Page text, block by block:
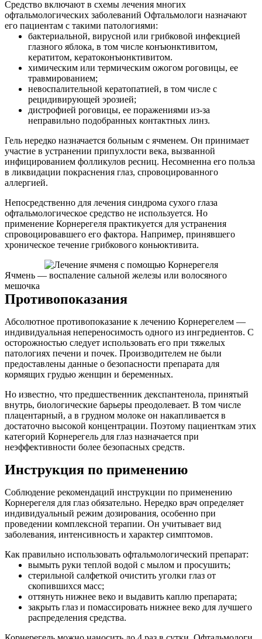
Средство включают в схемы лечения многих
офтальмологических заболеваний Офтальмологи назначают
его пациентам с такими патологиями:
бактериальной, вирусной или грибковой инфекцией
глазного яблока, в том числе конъюнктивитом,
кератитом, кератоконъюнктивитом.
химическим или термическим ожогом роговицы, ее
травмированием;
невоспалительной кератопатией, в том числе с
рецидивирующей эрозией;
дистрофией роговицы, ее поражениями из-за
неправильно подобранных контактных линз.
Гель нередко назначается больным с ячменем. Он принимает
участие в устранении припухлости века, вызванной
инфицированием фолликулов ресниц. Несомненна его польза
в ликвидации покраснения глаз, спровоцированного
аллергией.
Непосредственно для лечения синдрома сухого глаза
офтальмологическое средство не используется. Но
применение Корнерегеля практикуется для устранения
спровоцировавшего его фактора. Например, принявшего
хроническое течение грибкового коньюктивита.
Ячмень — воспаление сальной железы или волосяного
мешочка
Противопоказания
Абсолютное противопоказание к лечению Корнерегелем —
индивидуальная непереносимость одного из ингредиентов. С
осторожностью следует использовать его при тяжелых
патологиях печени и почек. Производителем не были
предоставлены данные о безопасности препарата для
кормящих грудью женщин и беременных.
Но известно, что предшественник декспантенола, принятый
внутрь, биологические барьеры преодолевает. В том числе
плацентарный, а в грудном молоке он накапливается в
достаточно высокой концентрации. Поэтому пациенткам этих
категорий Корнерегель для глаз назначается при
неэффективности более безопасных средств.
Инструкция по применению
Соблюдение рекомендаций инструкции по применению
Корнерегеля для глаз обязательно. Нередко врач определяет
индивидуальный режим дозирования, особенно при
проведении комплексной терапии. Он учитывает вид
заболевания, интенсивность и характер симптомов.
Как правильно использовать офтальмологический препарат:
вымыть руки теплой водой с мылом и просушить;
стерильной салфеткой очистить уголки глаз от
скопившихся масс;
оттянуть нижнее веко и выдавить каплю препарата;
закрыть глаз и помассировать нижнее веко для лучшего
распределения средства.